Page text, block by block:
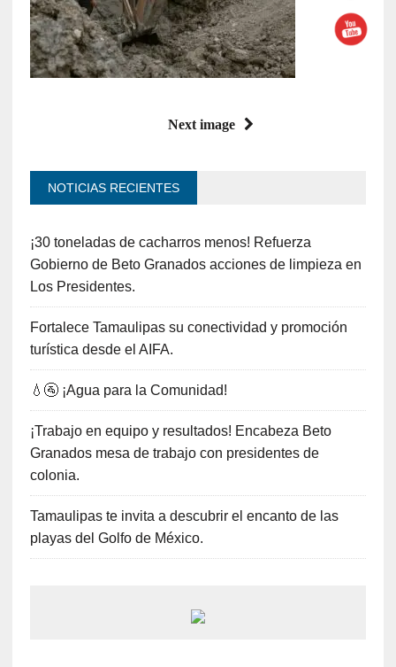
Next image
NOTICIAS RECIENTES
¡30 toneladas de cacharros menos! Refuerza
Gobierno de Beto Granados acciones de limpieza en
Los Presidentes.
Fortalece Tamaulipas su conectividad y promoción
turística desde el AIFA.
💧🚰 ¡Agua para la Comunidad!
¡Trabajo en equipo y resultados! Encabeza Beto
Granados mesa de trabajo con presidentes de
colonia.
Tamaulipas te invita a descubrir el encanto de las
playas del Golfo de México.